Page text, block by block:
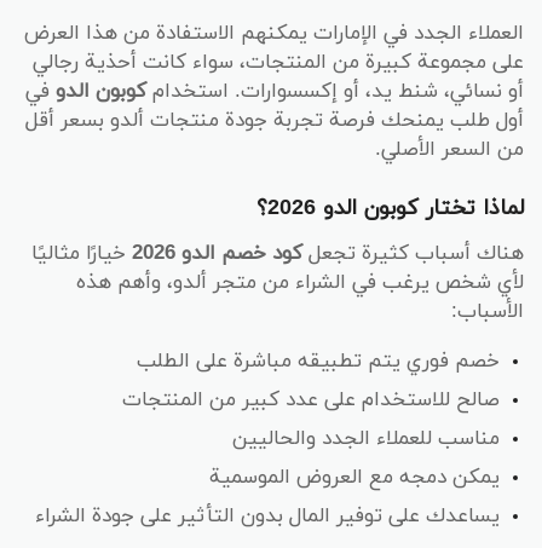
العملاء الجدد في الإمارات يمكنهم الاستفادة من هذا العرض
على مجموعة كبيرة من المنتجات، سواء كانت أحذية رجالي
أو نسائي، شنط يد، أو إكسسوارات. استخدامكوبون الدو في
أول طلب يمنحك فرصة تجربة جودة منتجات ألدو بسعر أقل
من السعر الأصلي.
لماذا تختار كوبون الدو 2026؟
هناك أسباب كثيرة تجعلكود خصم الدو 2026
خيارًا مثاليًا
لأي شخص يرغب في الشراء من متجر ألدو، وأهم هذه
الأسباب:
خصم فوري يتم تطبيقه مباشرة على الطلب
صالح للاستخدام على عدد كبير من المنتجات
مناسب للعملاء الجدد والحاليين
يمكن دمجه مع العروض الموسمية
يساعدك على توفير المال بدون التأثير على جودة الشراء